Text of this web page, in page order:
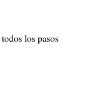
los pasos